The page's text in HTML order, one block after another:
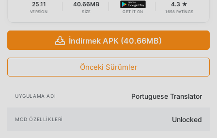
25.11
VERSION
40.66MB
SIZE GET IT ON
4.3 ★
1698 RATINGS
İndirmek APK (40.66MB)
Önceki Sürümler
UYGULAMA ADI Portuguese Translator
MOD ÖZELLIKLERI Unlocked